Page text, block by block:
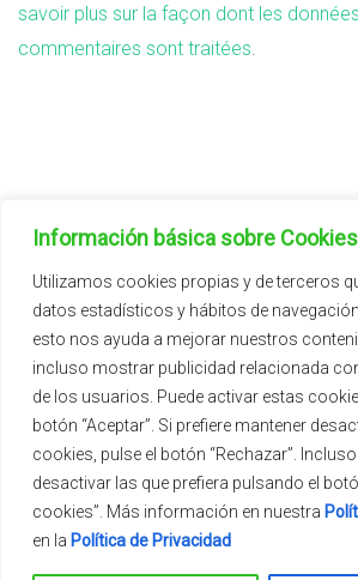
Información básica sobre Cookies
Utilizamos cookies propias y de terceros
datos estadísticos y hábitos de
esto nos ayuda a mejorar nuestros
incluso mostrar publicidad relacionada
de los usuarios. Puede activar estas
botón “Aceptar”. Si prefiere mantener
cookies, pulse el botón “Rechazar”.
desactivar las que prefiera pulsando el
cookies”. Más información en nuestra
en la Política de Privacidad
savoir plus sur la façon dont les
commentaires sont traitées.
Cítricos/Citrus